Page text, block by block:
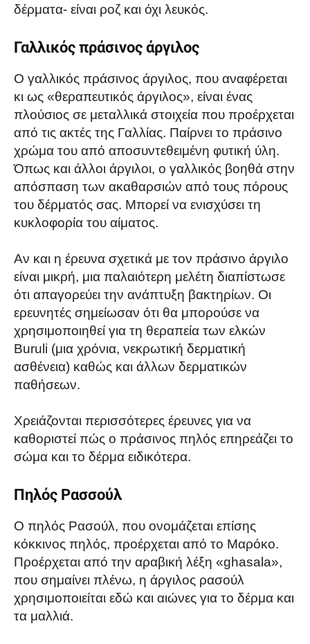
δέρματα- είναι ροζ και όχι λευκός.
Γαλλικός πράσινος άργιλος
Ο γαλλικός πράσινος άργιλος, που αναφέρεται
κι ως «θεραπευτικός άργιλος», είναι ένας
πλούσιος σε μεταλλικά στοιχεία που προέρχεται
από τις ακτές της Γαλλίας. Παίρνει το πράσινο
χρώμα του από αποσυντεθειμένη φυτική ύλη.
Όπως και άλλοι άργιλοι, ο γαλλικός βοηθά στην
απόσπαση των ακαθαρσιών από τους πόρους
του δέρματός σας. Μπορεί να ενισχύσει τη
κυκλοφορία του αίματος.
Αν και η έρευνα σχετικά με τον πράσινο άργιλο
είναι μικρή, μια παλαιότερη μελέτη διαπίστωσε
ότι απαγορεύει την ανάπτυξη βακτηρίων. Οι
ερευνητές σημείωσαν ότι θα μπορούσε να
χρησιμοποιηθεί για τη θεραπεία των ελκών
Buruli (μια χρόνια, νεκρωτική δερματική
ασθένεια) καθώς και άλλων δερματικών
παθήσεων.
Χρειάζονται περισσότερες έρευνες για να
καθοριστεί πώς ο πράσινος πηλός επηρεάζει το
σώμα και το δέρμα ειδικότερα.
Πηλός Ρασσούλ
Ο πηλός Ρασούλ, που ονομάζεται επίσης
κόκκινος πηλός, προέρχεται από το Μαρόκο.
Προέρχεται από την αραβική λέξη «ghasala»,
που σημαίνει πλένω, η άργιλος ρασούλ
χρησιμοποιείται εδώ και αιώνες για το δέρμα και
τα μαλλιά.